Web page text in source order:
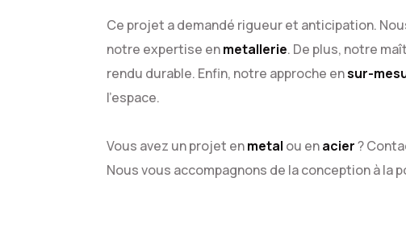
Ce projet a demandé rigueur et anticipation.
notre expertise enmetallerie. De plus, notre
rendu durable. Enfin, notre approche ensur-
l’espace.
Vous avez un projet enmetal ou enacier?
Nous vous accompagnons de la conception à la